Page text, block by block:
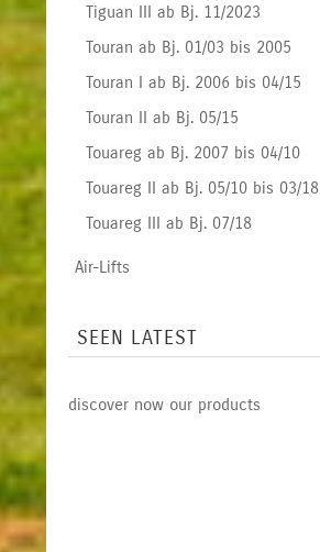
Tiguan III ab Bj. 11/2023
Touran ab Bj. 01/03 bis 2005
Touran I ab Bj. 2006 bis 04/15
Touran II ab Bj. 05/15
Touareg ab Bj. 2007 bis 04/10
Touareg II ab Bj. 05/10 bis 03/18
Touareg III ab Bj. 07/18
Air-Lifts
SEEN LATEST
discover now our products